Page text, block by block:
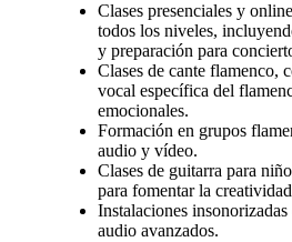
Clases presenciales y
todos los niveles,
y preparación para
Clases de cante flamenco,
vocal específica del
emocionales.
Formación en grupos
audio y vídeo.
Clases de guitarra para
para fomentar la
Instalaciones
audio avanzados.